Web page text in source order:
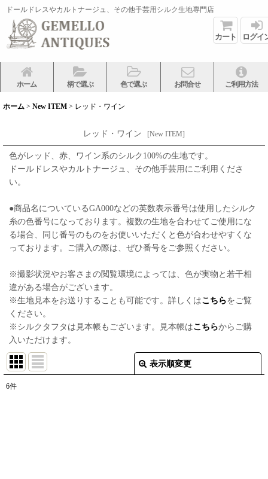
ドールドレスやカルトナージュ、その他手芸用シルク生地専門店
カート ログイ
ホーム 柄で選ぶ 色で選ぶ お問合せ ご利用方法
ホーム > New ITEM > レッド・ワイン
レッド・ワイン [New ITEM]
色がレッド、赤、ワイン系のシルク100%の生地です。
ドールドレスやカルトナージュ、その他手芸用にご利用くださ
い。
●商品名についているGA000などの英数表示番号は使用したシルク
糸の色番号になっております。複数の生地を合わせてご使用にな
る場合、同じ番号のものをお使いいただくと色が合わせやすくな
っております。ご購入の際は、ぜひ番号をご参照ください。
※撮影状況やお客さまの閲覧環境によっては、色が実物と若干相
違がある場合がございます。
※生地見本をお送りすることも可能です。詳しくはこちらをご覧
ください。
※シルクタフタは見本帳もございます。見本帳はこちらからご購
入いただけます。
表示順変更
6件